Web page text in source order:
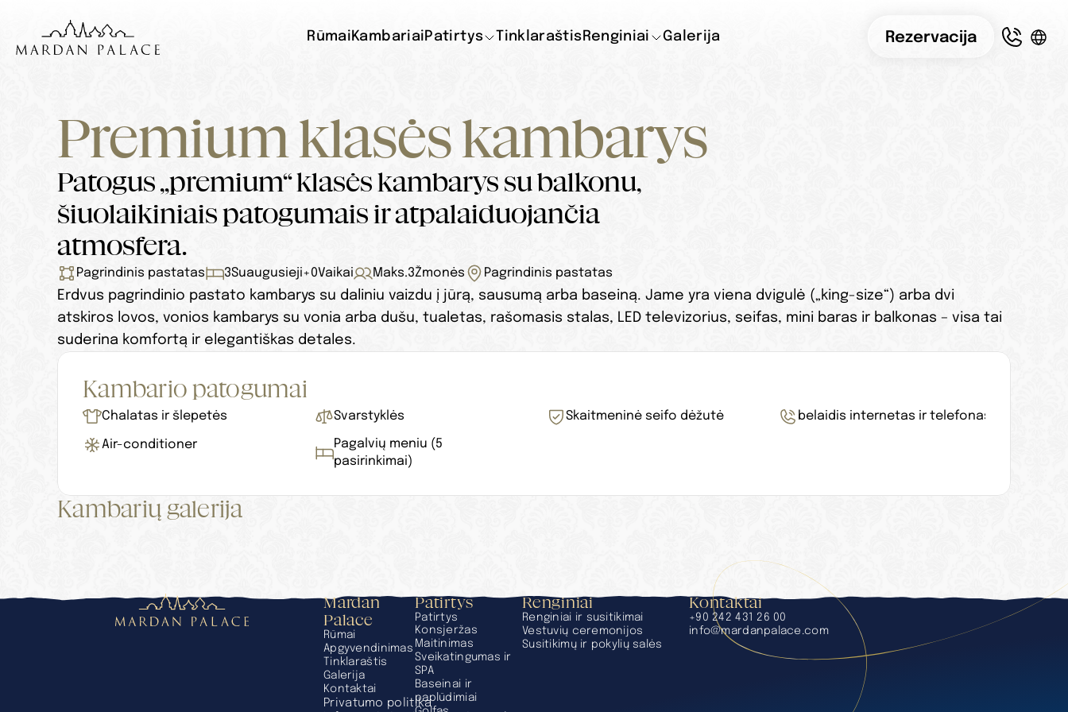
Premium klasės kambarys
Patogus „premium“ klasės kambarys su balkonu,
šiuolaikiniais patogumais ir atpalaiduojančia
atmosfera.
Pagrindinis pastatas 3Suaugusieji+0Vaikai Maks.3Žmonės Pagrindinis pastatas
Erdvus pagrindinio pastato kambarys su daliniu vaizdu į jūrą, sausumą arba baseiną. Jame yra viena dvigulė („king-size“) arba dvi
atskiros lovos, vonios kambarys su vonia arba dušu, tualetas, rašomasis stalas, LED televizorius, seifas, mini baras ir balkonas – visa tai
suderina komfortą ir elegantiškas detales.
Kambario patogumai
Chalatas ir šlepetės Svarstyklės Skaitmeninė seifo dėžutė belaidis internetas ir telefonas
Air-conditioner
Pagalvių meniu (5
pasirinkimai)
Kambarių galerija
Mardan
Palace
Rūmai
Apgyvendinimas
Tinklaraštis
Galerija
Kontaktai
Privatumo politika
Patirtys
Patirtys
Konsjeržas
Maitinimas
Sveikatingumas ir
SPA
Baseinai ir
paplūdimiai
Renginiai
Renginiai ir susitikimai
Vestuvių ceremonijos
Susitikimų ir pokylių salės
Kontaktai
+90 242 431 26 00
info@mardanpalace.com
Rūmai Kambariai Patirtys Tinklaraštis Renginiai Galerija Rezervacija